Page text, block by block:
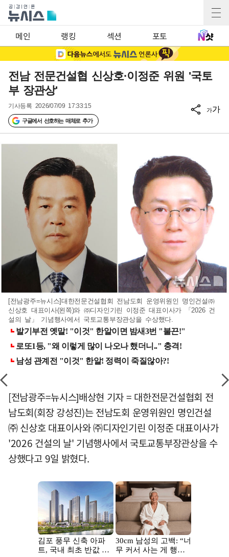
메인 랭킹 섹션 포토
전남 전문건설협 신상호·이정준 위원 '국토
부 장관상'
기사등록 2026/07/09 17:33:15
구글에서 선호하는 매체로 추가
가가
[전남광주=뉴시스]대한전문건설협회 전남도회 운영위원인 명인건설㈜
신상호 대표이사(왼쪽)와 ㈜디자인기린 이정준 대표이사가 「2026 건
설의 날」 기념행사에서 국토교통부장관상을 수상했다.
[전남광주=뉴시스]배상현 기자 = 대한전문건설협회 전
남도회(회장 강성진)는 전남도회 운영위원인 명인건설
㈜ 신상호 대표이사와 ㈜디자인기린 이정준 대표이사가
'2026 건설의 날' 기념행사에서 국토교통부장관상을 수
상했다고 9일 밝혔다.